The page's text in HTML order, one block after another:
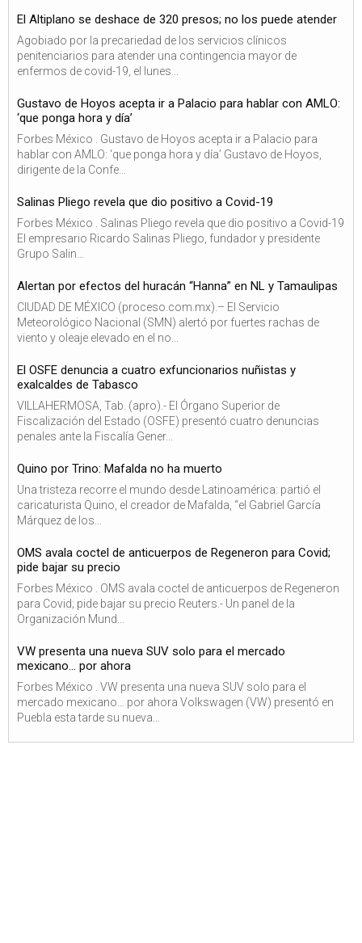
El Altiplano se deshace de 320 presos; no los puede atender
Agobiado por la precariedad de los servicios clínicos
penitenciarios para atender una contingencia mayor de
enfermos de covid-19, el lunes...
Gustavo de Hoyos acepta ir a Palacio para hablar con AMLO:
‘que ponga hora y día’
Forbes México . Gustavo de Hoyos acepta ir a Palacio para
hablar con AMLO: ‘que ponga hora y día’ Gustavo de Hoyos,
dirigente de la Confe...
Salinas Pliego revela que dio positivo a Covid-19
Forbes México . Salinas Pliego revela que dio positivo a Covid-19
El empresario Ricardo Salinas Pliego, fundador y presidente
Grupo Salin...
Alertan por efectos del huracán “Hanna” en NL y Tamaulipas
CIUDAD DE MÉXICO (proceso.com.mx).– El Servicio
Meteorológico Nacional (SMN) alertó por fuertes rachas de
viento y oleaje elevado en el no...
El OSFE denuncia a cuatro exfuncionarios nuñistas y
exalcaldes de Tabasco
VILLAHERMOSA, Tab. (apro).- El Órgano Superior de
Fiscalización del Estado (OSFE) presentó cuatro denuncias
penales ante la Fiscalía Gener...
Quino por Trino: Mafalda no ha muerto
Una tristeza recorre el mundo desde Latinoamérica: partió el
caricaturista Quino, el creador de Mafalda, “el Gabriel García
Márquez de los...
OMS avala coctel de anticuerpos de Regeneron para Covid;
pide bajar su precio
Forbes México . OMS avala coctel de anticuerpos de Regeneron
para Covid; pide bajar su precio Reuters.- Un panel de la
Organización Mund...
VW presenta una nueva SUV solo para el mercado
mexicano… por ahora
Forbes México . VW presenta una nueva SUV solo para el
mercado mexicano… por ahora Volkswagen (VW) presentó en
Puebla esta tarde su nueva...